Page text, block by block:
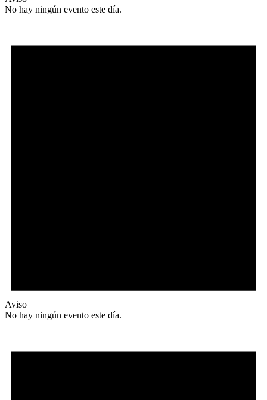
No hay ningún evento este día.
Aviso
No hay ningún evento este día.